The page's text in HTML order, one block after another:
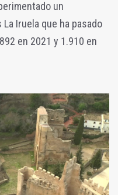
un
Iruela que ha pasado
en 2021 y 1.910 en